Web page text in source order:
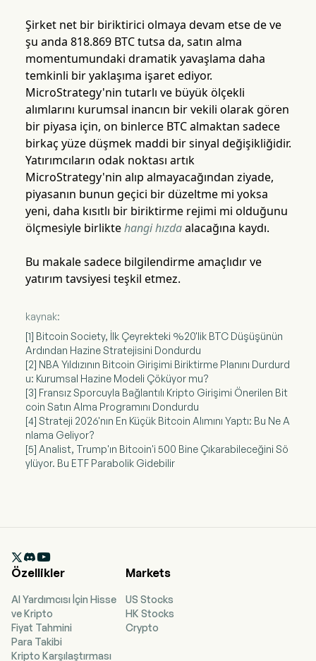
Şirket net bir biriktirici olmaya devam etse de ve
şu anda 818.869 BTC tutsa da, satın alma
momentumundaki dramatik yavaşlama daha
temkinli bir yaklaşıma işaret ediyor.
MicroStrategy'nin tutarlı ve büyük ölçekli
alımlarını kurumsal inancın bir vekili olarak gören
bir piyasa için, on binlerce BTC almaktan sadece
birkaç yüze düşmek maddi bir sinyal değişikliğidir.
Yatırımcıların odak noktası artık
MicroStrategy'nin alıp almayacağından ziyade,
piyasanın bunun geçici bir düzeltme mi yoksa
yeni, daha kısıtlı bir biriktirme rejimi mi olduğunu
ölçmesiyle birliktehangi hızdaalacağına kaydı.
Bu makale sadece bilgilendirme amaçlıdır ve
yatırım tavsiyesi teşkil etmez.
kaynak:
[1] Bitcoin Society, İlk Çeyrekteki %20'lik BTC Düşüşünün
Ardından Hazine Stratejisini Dondurdu
[2] NBA Yıldızının Bitcoin Girişimi Biriktirme Planını Durdurd
u: Kurumsal Hazine Modeli Çöküyor mu?
[3] Fransız Sporcuyla Bağlantılı Kripto Girişimi Önerilen Bit
coin Satın Alma Programını Dondurdu
[4] Strateji 2026'nın En Küçük Bitcoin Alımını Yaptı: Bu Ne A
nlama Geliyor?
[5] Analist, Trump'ın Bitcoin'i 500 Bine Çıkarabileceğini Sö
ylüyor. Bu ETF Parabolik Gidebilir

Özellikler
AI Yardımcısı İçin Hisse
ve Kripto
Fiyat Tahmini
Para Takibi
Kripto Karşılaştırması
Markets
US Stocks
HK Stocks
Crypto